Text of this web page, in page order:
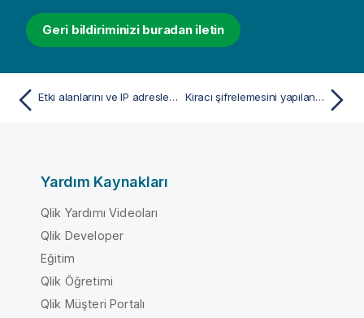
Geri bildiriminizi buradan iletin
Etki alanlarını ve IP adreslerini izin verilenler listesine alma Kiracı şifrelemesini yapılandırma
Yardım Kaynakları
Qlik Yardımı Videoları
Qlik Developer
Eğitim
Qlik Öğretimi
Qlik Müşteri Portalı